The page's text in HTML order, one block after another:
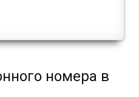
номера в